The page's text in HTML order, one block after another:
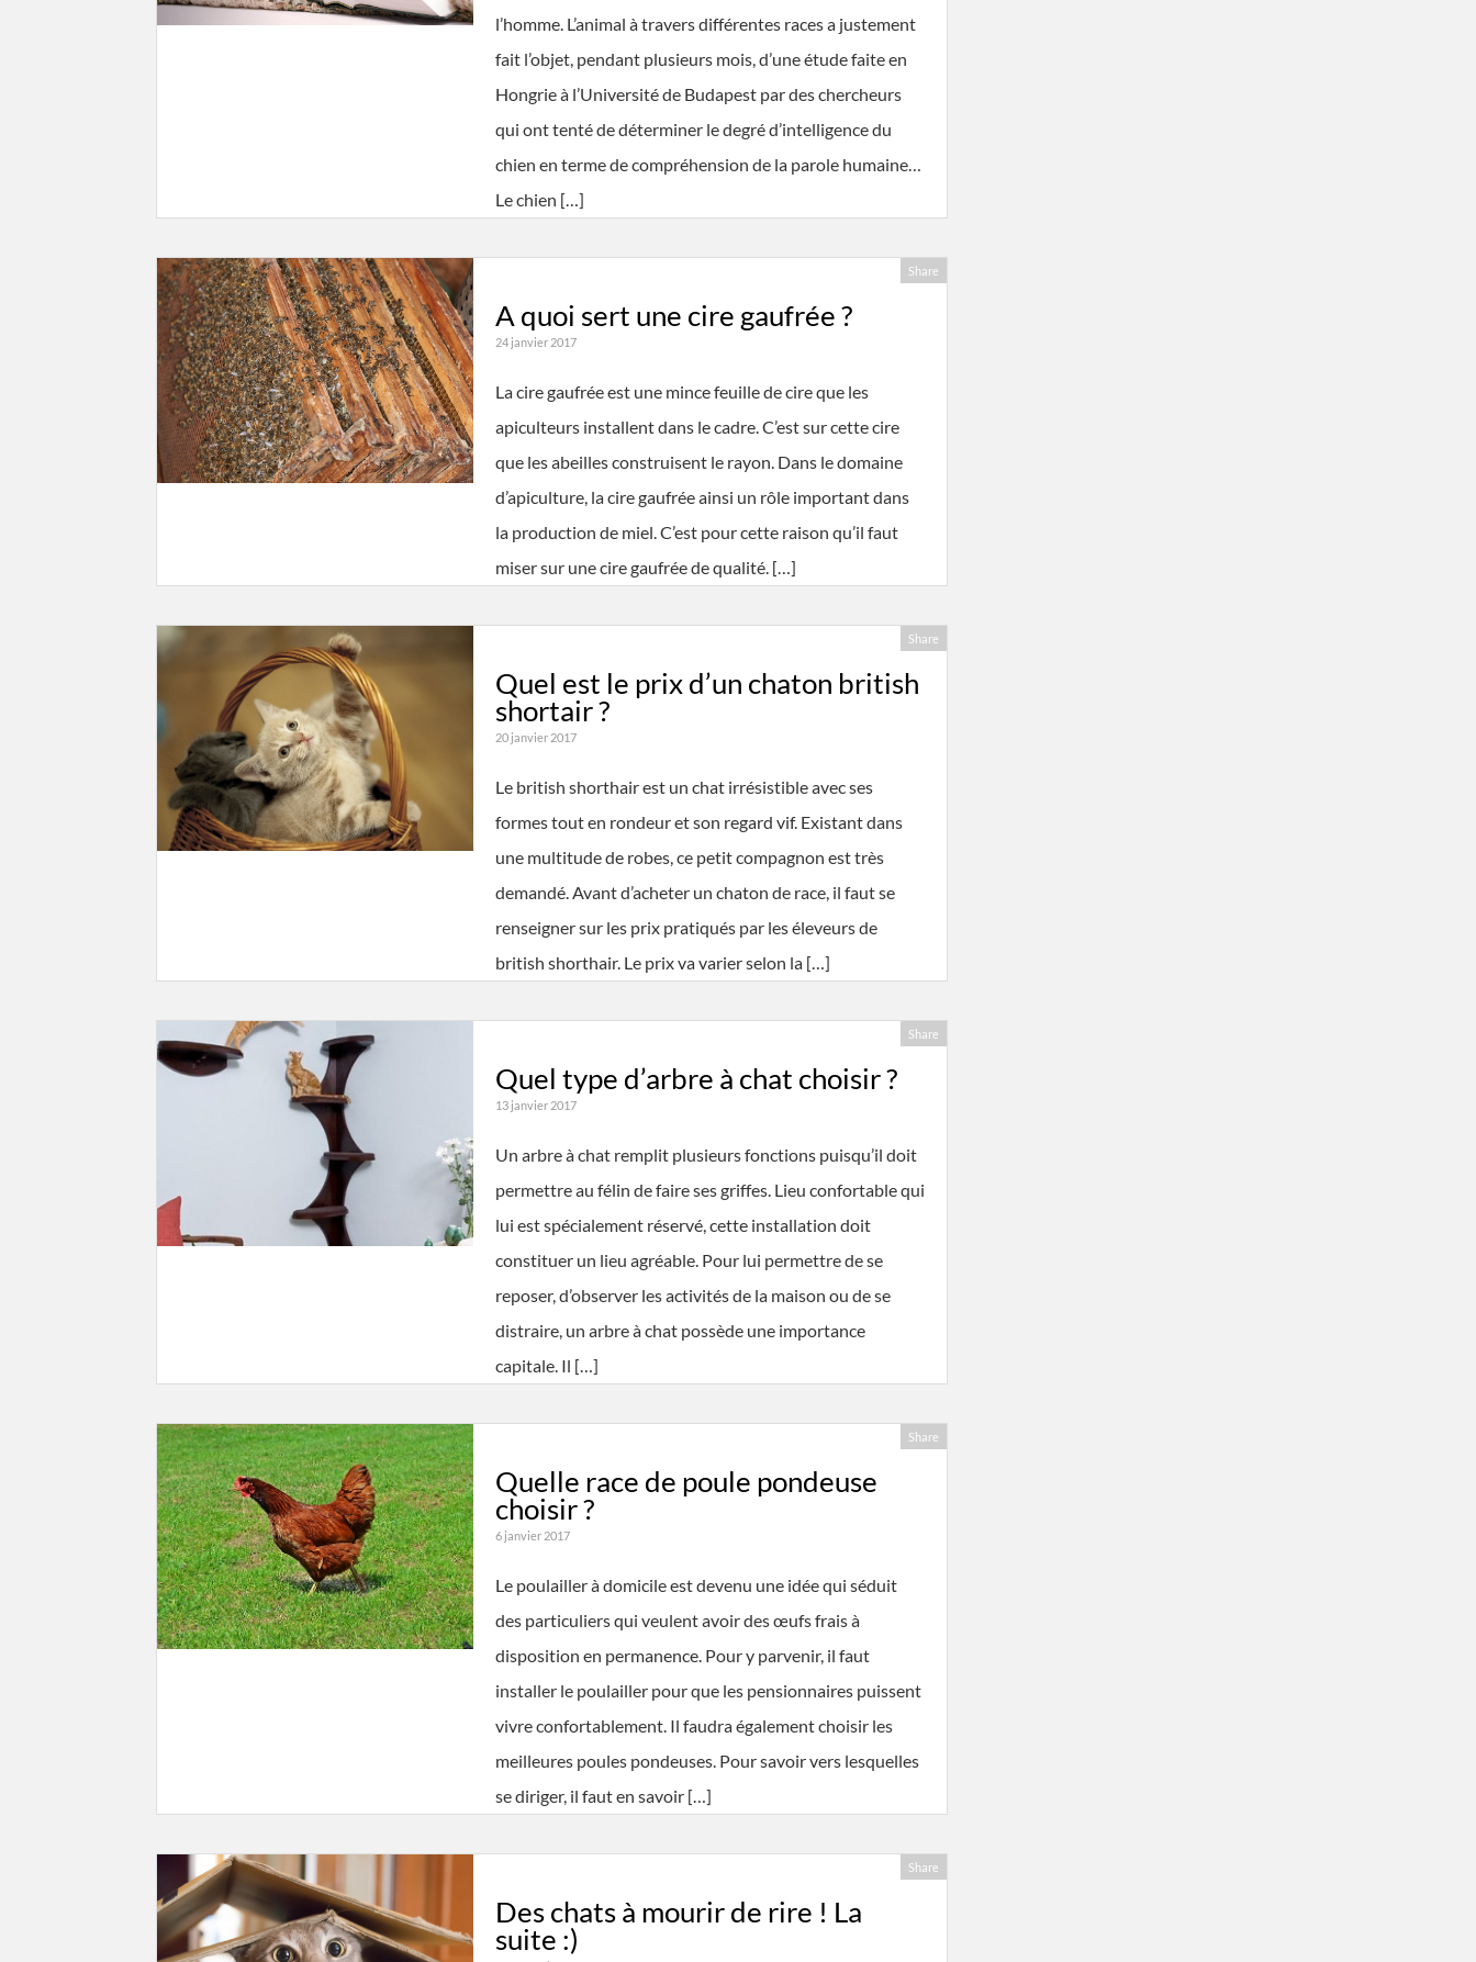
l’homme. L’animal à travers différentes races a justement
fait l’objet, pendant plusieurs mois, d’une étude faite en
Hongrie à l’Université de Budapest par des chercheurs
qui ont tenté de déterminer le degré d’intelligence du
chien en terme de compréhension de la parole humaine…
Le chien […]
Share
A quoi sert une cire gaufrée ?
24 janvier 2017
La cire gaufrée est une mince feuille de cire que les
apiculteurs installent dans le cadre. C’est sur cette cire
que les abeilles construisent le rayon. Dans le domaine
d’apiculture, la cire gaufrée ainsi un rôle important dans
la production de miel. C’est pour cette raison qu’il faut
miser sur une cire gaufrée de qualité. […]
Share
Quel est le prix d’un chaton british
shortair ?
20 janvier 2017
Le british shorthair est un chat irrésistible avec ses
formes tout en rondeur et son regard vif. Existant dans
une multitude de robes, ce petit compagnon est très
demandé. Avant d’acheter un chaton de race, il faut se
renseigner sur les prix pratiqués par les éleveurs de
british shorthair. Le prix va varier selon la […]
Share
Quel type d’arbre à chat choisir ?
13 janvier 2017
Un arbre à chat remplit plusieurs fonctions puisqu’il doit
permettre au félin de faire ses griffes. Lieu confortable qui
lui est spécialement réservé, cette installation doit
constituer un lieu agréable. Pour lui permettre de se
reposer, d’observer les activités de la maison ou de se
distraire, un arbre à chat possède une importance
capitale. Il […]
Share
Quelle race de poule pondeuse
choisir ?
6 janvier 2017
Le poulailler à domicile est devenu une idée qui séduit
des particuliers qui veulent avoir des œufs frais à
disposition en permanence. Pour y parvenir, il faut
installer le poulailler pour que les pensionnaires puissent
vivre confortablement. Il faudra également choisir les
meilleures poules pondeuses. Pour savoir vers lesquelles
se diriger, il faut en savoir […]
Share
Des chats à mourir de rire ! La
suite :)